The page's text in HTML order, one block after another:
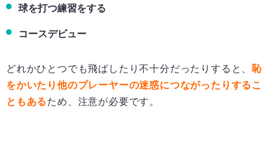
球を打つ練習をする
コースデビュー
どれかひとつでも飛ばしたり不十分だったりすると、恥
をかいたり他のプレーヤーの迷惑につながったりするこ
ともあるため、注意が必要です。